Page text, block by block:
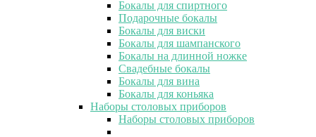
Бокалы для спиртного
Подарочные бокалы
Бокалы для виски
Бокалы для шампанского
Бокалы на длинной ножке
Свадебные бокалы
Бокалы для вина
Бокалы для коньяка
Наборы столовых приборов
Наборы столовых приборов